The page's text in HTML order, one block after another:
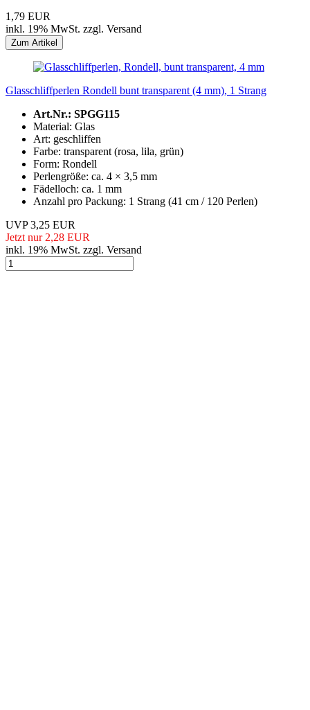
1,79 EUR
inkl. 19% MwSt. zzgl. Versand
Glasschliffperlen Rondell bunt transparent (4 mm), 1 Strang
Art.Nr.: SPGG115
Material: Glas
Art: geschliffen
Farbe: transparent (rosa, lila, grün)
Form: Rondell
Perlengröße: ca. 4 × 3,5 mm
Fädelloch: ca. 1 mm
Anzahl pro Packung: 1 Strang (41 cm / 120 Perlen)
UVP 3,25 EUR
Jetzt nur 2,28 EUR
inkl. 19% MwSt. zzgl. Versand